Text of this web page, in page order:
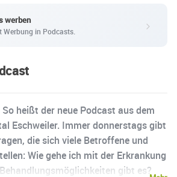
werben
Werbung in Podcasts.
So heißt der neue Podcast aus dem
Eschweiler. Immer donnerstags gibt
die sich viele Betroffene und
Wie gehe ich mit der Erkrankung
gibt es?